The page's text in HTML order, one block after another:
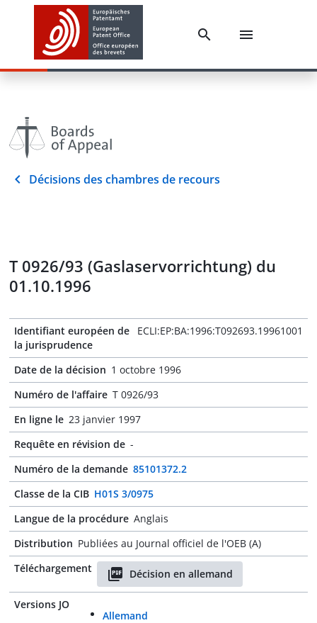
Décisions des chambres de recours
T 0926/93 (Gaslaservorrichtung) du
01.10.1996
Identifiant européen de
la jurisprudence
ECLI:EP:BA:1996:T092693.19961001
Date de la décision 1 octobre 1996
Numéro de l'affaire T 0926/93
En ligne le 23 janvier 1997
Requête en révision de -
Numéro de la demande 85101372.2
Classe de la CIB H01S 3/0975
Langue de la procédure Anglais
Distribution Publiées au Journal officiel de l'OEB (A)
Téléchargement
Décision en allemand
Versions JO
Allemand